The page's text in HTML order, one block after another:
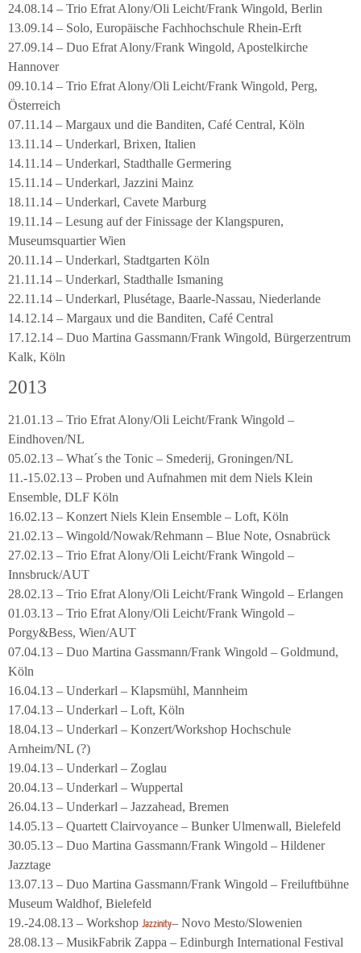
24.08.14 – Trio Efrat Alony/Oli Leicht/Frank Wingold, Berlin
13.09.14 – Solo, Europäische Fachhochschule Rhein-Erft
27.09.14 – Duo Efrat Alony/Frank Wingold, Apostelkirche
Hannover
09.10.14 – Trio Efrat Alony/Oli Leicht/Frank Wingold, Perg,
Österreich
07.11.14 – Margaux und die Banditen, Café Central, Köln
13.11.14 – Underkarl, Brixen, Italien
14.11.14 – Underkarl, Stadthalle Germering
15.11.14 – Underkarl, Jazzini Mainz
18.11.14 – Underkarl, Cavete Marburg
19.11.14 – Lesung auf der Finissage der Klangspuren,
Museumsquartier Wien
20.11.14 – Underkarl, Stadtgarten Köln
21.11.14 – Underkarl, Stadthalle Ismaning
22.11.14 – Underkarl, Plusétage, Baarle-Nassau, Niederlande
14.12.14 – Margaux und die Banditen, Café Central
17.12.14 – Duo Martina Gassmann/Frank Wingold, Bürgerzentrum
Kalk, Köln
2013
21.01.13 – Trio Efrat Alony/Oli Leicht/Frank Wingold –
Eindhoven/NL
05.02.13 – What´s the Tonic – Smederij, Groningen/NL
11.-15.02.13 – Proben und Aufnahmen mit dem Niels Klein
Ensemble, DLF Köln
16.02.13 – Konzert Niels Klein Ensemble – Loft, Köln
21.02.13 – Wingold/Nowak/Rehmann – Blue Note, Osnabrück
27.02.13 – Trio Efrat Alony/Oli Leicht/Frank Wingold –
Innsbruck/AUT
28.02.13 – Trio Efrat Alony/Oli Leicht/Frank Wingold – Erlangen
01.03.13 – Trio Efrat Alony/Oli Leicht/Frank Wingold –
Porgy&Bess, Wien/AUT
07.04.13 – Duo Martina Gassmann/Frank Wingold – Goldmund,
Köln
16.04.13 – Underkarl – Klapsmühl, Mannheim
17.04.13 – Underkarl – Loft, Köln
18.04.13 – Underkarl – Konzert/Workshop Hochschule
Arnheim/NL (?)
19.04.13 – Underkarl – Zoglau
20.04.13 – Underkarl – Wuppertal
26.04.13 – Underkarl – Jazzahead, Bremen
14.05.13 – Quartett Clairvoyance – Bunker Ulmenwall, Bielefeld
30.05.13 – Duo Martina Gassmann/Frank Wingold – Hildener
Jazztage
13.07.13 – Duo Martina Gassmann/Frank Wingold – Freiluftbühne
Museum Waldhof, Bielefeld
19.-24.08.13 – Workshop Jazzinity– Novo Mesto/Slowenien
28.08.13 – MusikFabrik Zappa – Edinburgh International Festival